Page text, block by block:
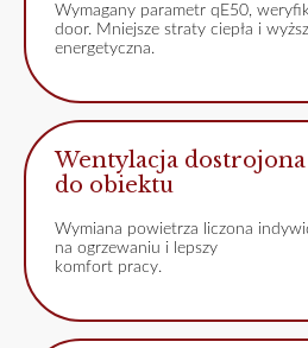
Wymagany parametr qE50,
door. Mniejsze straty ciepła i
energetyczna.
Wentylacja dostrojona
do obiektu
Wymiana powietrza liczona
na ogrzewaniu i lepszy
komfort pracy.